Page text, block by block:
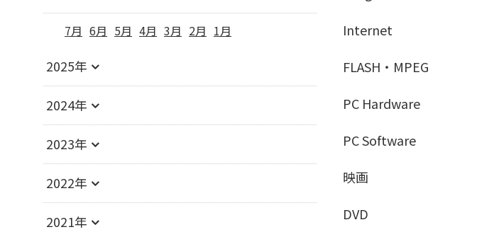
7月 6月 5月 4月 3月 2月 1月
2025年
2024年
2023年
2022年
2021年
Internet
FLASH・MPEG
PC Hardware
PC Software
映画
DVD